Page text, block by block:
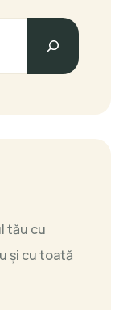
tău cu
şi cu toată